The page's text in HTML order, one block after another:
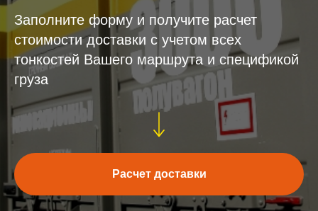
Заполните форму и получите расчет
стоимости доставки с учетом всех
тонкостей Вашего маршрута и спецификой
груза
Расчет доставки